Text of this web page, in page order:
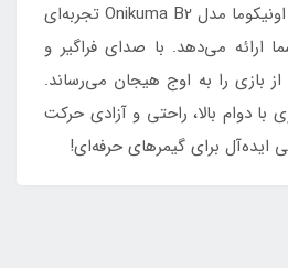
هدست بی‌سیم گیمینگ اونیکوما مدل Onikuma B2 تجربه‌ای
ارائه می‌دهد. با صدای فراگیر و
بازی را به اوج هیجان می‌رساند.
با دوام بالا، راحتی و آزادی حرکت
ایده‌آل برای گیمرهای حرفه‌ای!